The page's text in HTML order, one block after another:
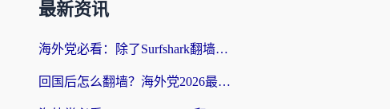
最新资讯
海外党必看：除了Surfshark翻墙回国，这些加速器选择技巧你真的懂吗？
回国后怎么翻墙？海外党2026最新无缝访问国内资源全攻略（附对比实测）